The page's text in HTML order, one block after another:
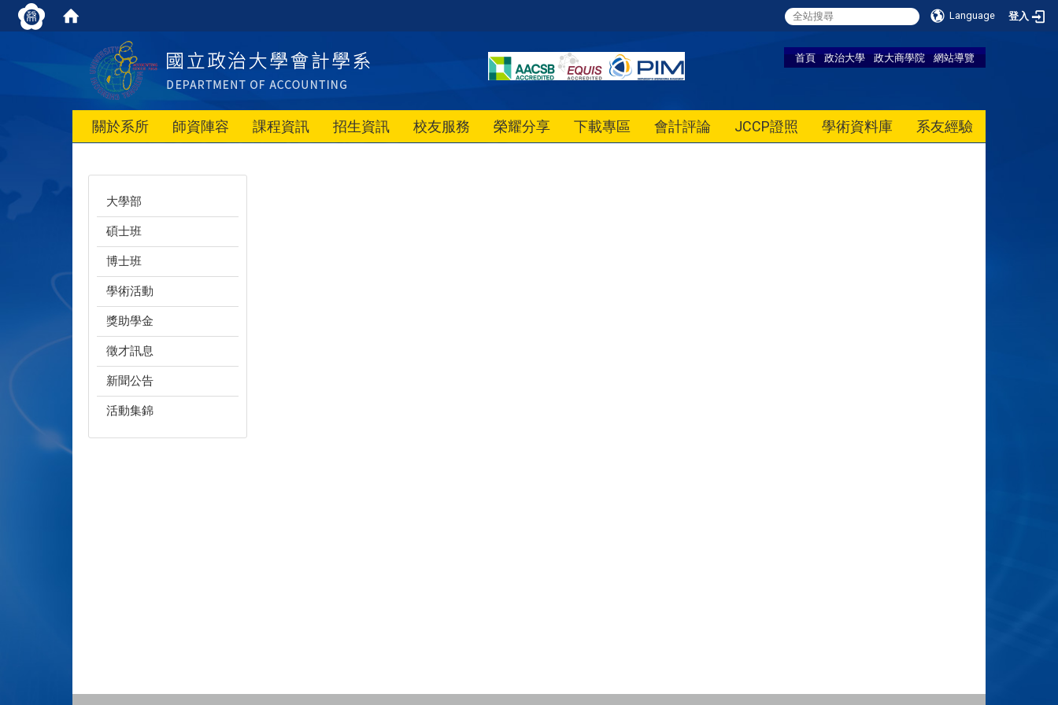
Language 登入
首頁 政治大學 政大商學院 網站導覽
關於系所 師資陣容 課程資訊 招生資訊 校友服務 榮耀分享 下載專區 會計評論 JCCP證照 學術資料庫 系友經驗
大學部
碩士班
博士班
學術活動
獎助學金
徵才訊息
新聞公告
活動集錦